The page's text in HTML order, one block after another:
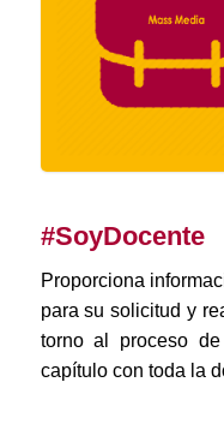
#SoyDocente
Proporciona
para su solicitud y
torno al proceso
capítulo con toda la